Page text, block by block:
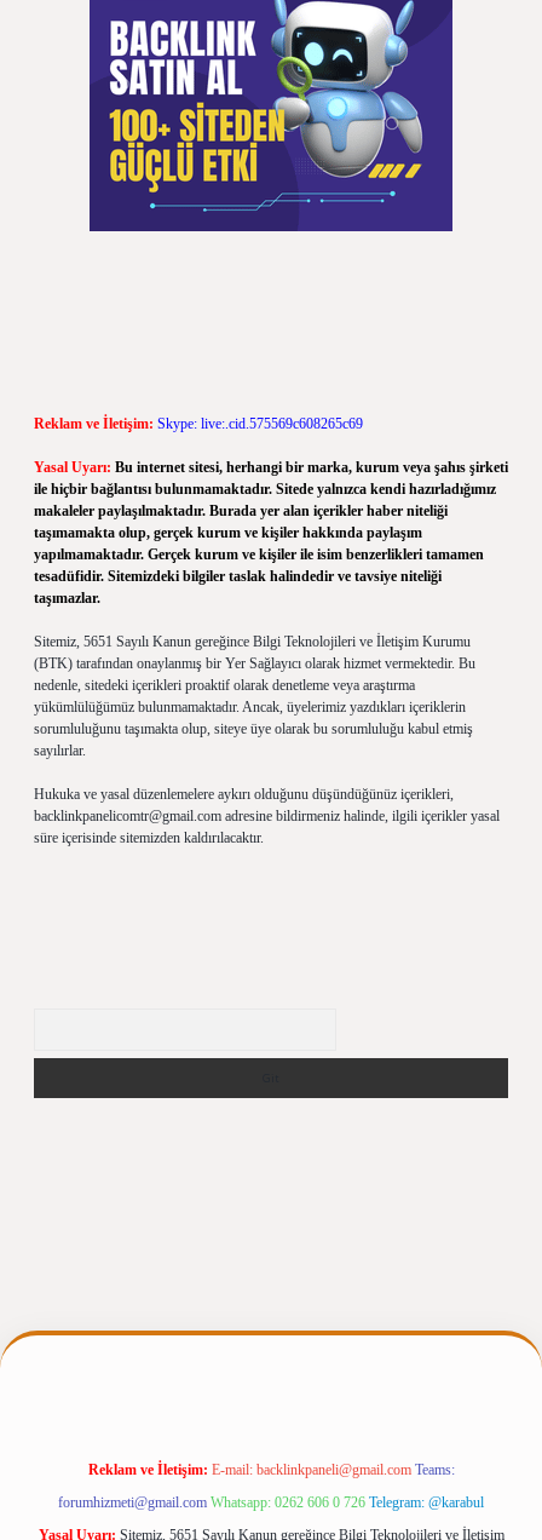
Reklam ve İletişim: Skype: live:.cid.575569c608265c69
Yasal Uyarı: Bu internet sitesi, herhangi bir marka, kurum veya şahıs şirketi
ile hiçbir bağlantısı bulunmamaktadır. Sitede yalnızca kendi hazırladığımız
makaleler paylaşılmaktadır. Burada yer alan içerikler haber niteliği
taşımamakta olup, gerçek kurum ve kişiler hakkında paylaşım
yapılmamaktadır. Gerçek kurum ve kişiler ile isim benzerlikleri tamamen
tesadüfidir. Sitemizdeki bilgiler taslak halindedir ve tavsiye niteliği
taşımazlar.
Sitemiz, 5651 Sayılı Kanun gereğince Bilgi Teknolojileri ve İletişim Kurumu
(BTK) tarafından onaylanmış bir Yer Sağlayıcı olarak hizmet vermektedir. Bu
nedenle, sitedeki içerikleri proaktif olarak denetleme veya araştırma
yükümlülüğümüz bulunmamaktadır. Ancak, üyelerimiz yazdıkları içeriklerin
sorumluluğunu taşımakta olup, siteye üye olarak bu sorumluluğu kabul etmiş
sayılırlar.
Hukuka ve yasal düzenlemelere aykırı olduğunu düşündüğünüz içerikleri,
backlinkpanelicomtr@gmail.com adresine bildirmeniz halinde, ilgili içerikler yasal
süre içerisinde sitemizden kaldırılacaktır.
betexpergir.net
Reklam ve İletişim: E-mail: backlinkpaneli@gmail.com Teams:
forumhizmeti@gmail.com Whatsapp: 0262 606 0 726 Telegram: @karabul
Yasal Uyarı: Sitemiz, 5651 Sayılı Kanun gereğince Bilgi Teknolojileri ve İletişim